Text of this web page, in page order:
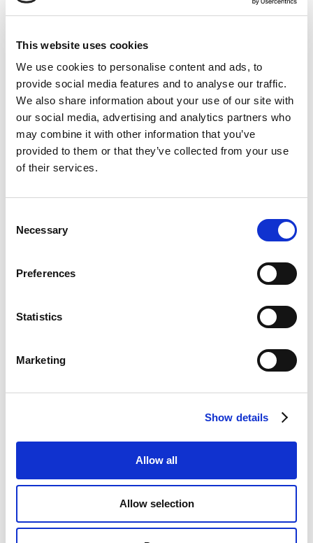
This website uses cookies
We use cookies to personalise content and ads, to
provide social media features and to analyse our traffic.
We also share information about your use of our site with
our social media, advertising and analytics partners who
may combine it with other information that you’ve
provided to them or that they’ve collected from your use
of their services.
Selection
Necessary
Preferences
Statistics
Marketing
Show details
Allow all
Allow selection
Coils
Quadrotti e bandelle